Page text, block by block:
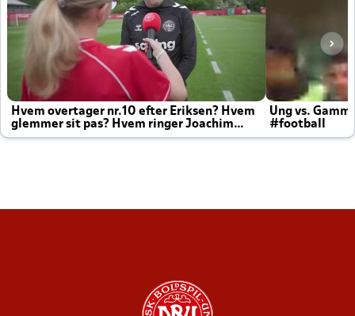
Hvem overtager nr.10 efter Eriksen? Hvem
glemmer sit pas? Hvem ringer Joachim
altid til efter kampe?
Ung vs.
#football